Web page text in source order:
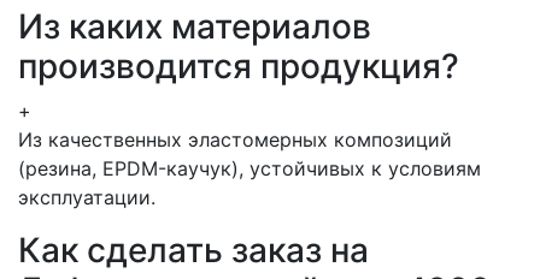
Из каких материалов
производится продукция?
+
Из качественных эластомерных композиций
(резина, EPDM-каучук), устойчивых к условиям
эксплуатации.
Как сделать заказ на